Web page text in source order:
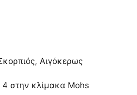
Αιγόκερως
4 στην κλίμακα Mohs